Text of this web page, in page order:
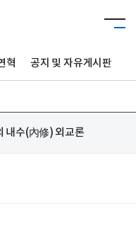
혁 공지 및 자유게시판
내수(內修) 외교론